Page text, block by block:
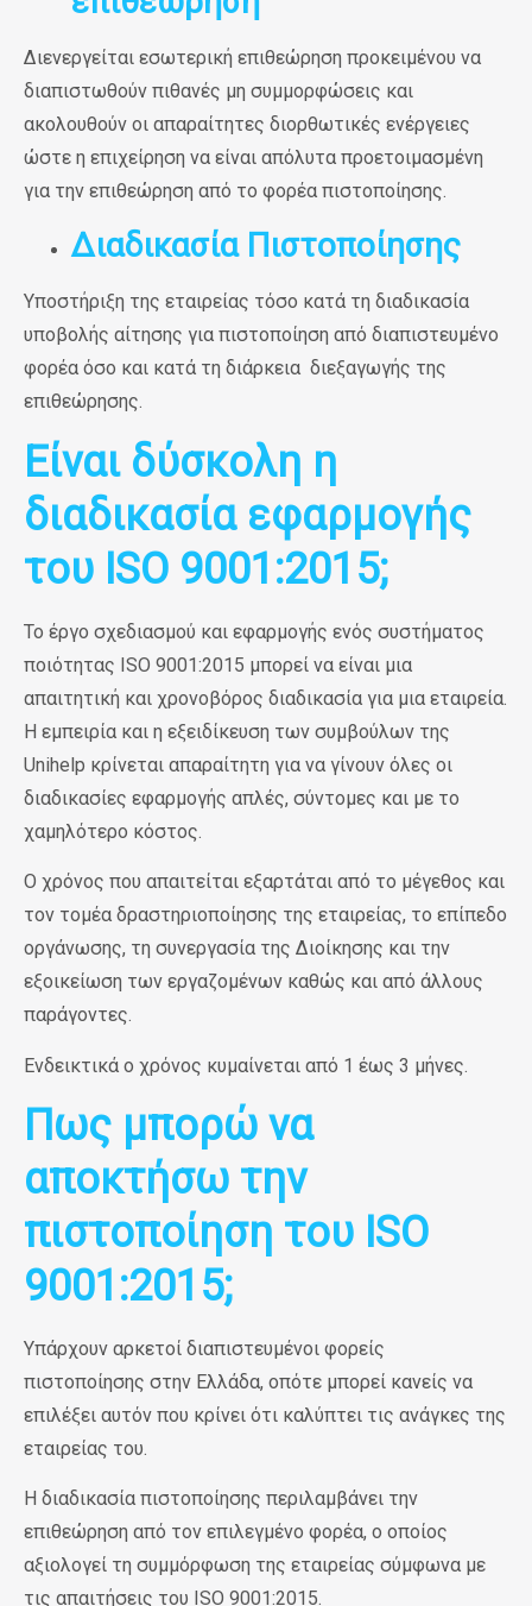
Διενεργείται εσωτερική επιθεώρηση προκειμένου να
διαπιστωθούν πιθανές μη συμμορφώσεις και
ακολουθούν οι απαραίτητες διορθωτικές ενέργειες
ώστε η επιχείρηση να είναι απόλυτα προετοιμασμένη
για την επιθεώρηση από το φορέα πιστοποίησης.
Διαδικασία Πιστοποίησης
Υποστήριξη της εταιρείας τόσο κατά τη διαδικασία
υποβολής αίτησης για πιστοποίηση από διαπιστευμένο
φορέα όσο και κατά τη διάρκεια διεξαγωγής της
επιθεώρησης.
Είναι δύσκολη η
διαδικασία εφαρμογής
του ISO 9001:2015;
Το έργο σχεδιασμού και εφαρμογής ενός συστήματος
ποιότητας ISO 9001:2015 μπορεί να είναι μια
απαιτητική και χρονοβόρος διαδικασία για μια εταιρεία.
H εμπειρία και η εξειδίκευση των συμβούλων της
Unihelp κρίνεται απαραίτητη για να γίνουν όλες οι
διαδικασίες εφαρμογής απλές, σύντομες και με το
χαμηλότερο κόστος.
Ο χρόνος που απαιτείται εξαρτάται από το μέγεθος και
τον τομέα δραστηριοποίησης της εταιρείας, το επίπεδο
οργάνωσης, τη συνεργασία της Διοίκησης και την
εξοικείωση των εργαζομένων καθώς και από άλλους
παράγοντες.
Ενδεικτικά ο χρόνος κυμαίνεται από 1 έως 3 μήνες.
Πως μπορώ να
αποκτήσω την
πιστοποίηση του ISO
9001:2015;
Υπάρχουν αρκετοί διαπιστευμένοι φορείς
πιστοποίησης στην Ελλάδα, οπότε μπορεί κανείς να
επιλέξει αυτόν που κρίνει ότι καλύπτει τις ανάγκες της
εταιρείας του.
Η διαδικασία πιστοποίησης περιλαμβάνει την
επιθεώρηση από τον επιλεγμένο φορέα, ο οποίος
αξιολογεί τη συμμόρφωση της εταιρείας σύμφωνα με
τις απαιτήσεις του ISO 9001:2015.